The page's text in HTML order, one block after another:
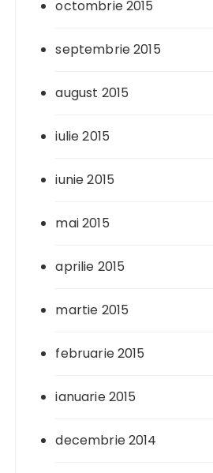
octombrie 2015
septembrie 2015
august 2015
iulie 2015
iunie 2015
mai 2015
aprilie 2015
martie 2015
februarie 2015
ianuarie 2015
decembrie 2014